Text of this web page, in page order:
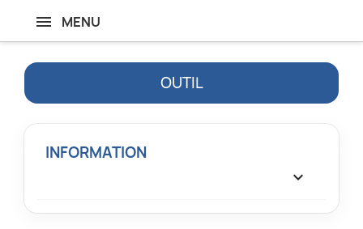
MENU
OUTIL
INFORMATION
